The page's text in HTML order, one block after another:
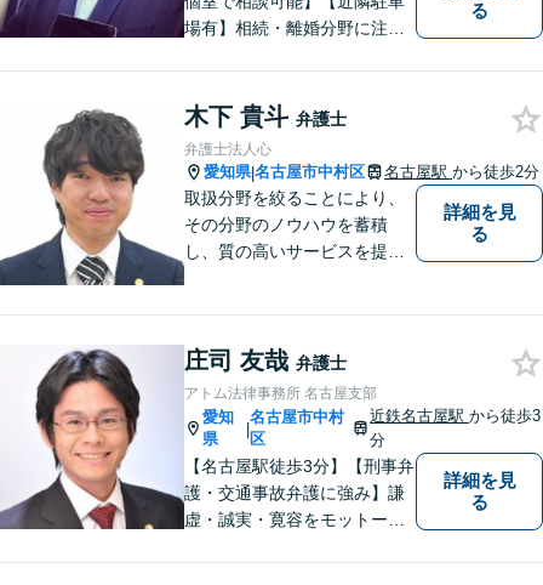
場有】相続・離婚分野に注力
続の専門家と呼ばれる税理士
の登録もしています。頼れ
る、身近な法律事務所を目指
しています。ぜひ、ご相談く
ださい。
る
木下 貴斗 弁護士
弁護士法人心
愛知県|名古屋市中村区 名古屋駅 から徒歩2分
取扱分野を絞ることにより、
その分野のノウハウを蓄積
し、質の高いサービスを提供
相談ください。
詳細を見
る
庄司 友哉 弁護士
アトム法律事務所 名古屋支部
愛知
県
|
名古屋市中村
区
近鉄名古屋駅から徒歩3
分
【名古屋駅徒歩3分】【刑事弁
護・交通事故弁護に強み】謙
虚・誠実・寛容をモットー
詳細を見
る